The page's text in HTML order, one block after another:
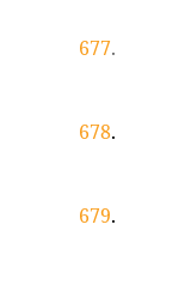
677.
678.
679.